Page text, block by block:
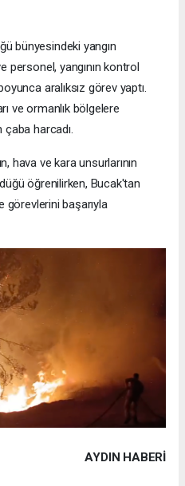
bünyesindeki yangın
personel, yangının kontrol
aralıksız görev yaptı.
ve ormanlık bölgelere
çaba harcadı.
hava ve kara unsurlarının
öğrenilirken, Bucak'tan
görevlerini başarıyla
AYDIN HABERİ